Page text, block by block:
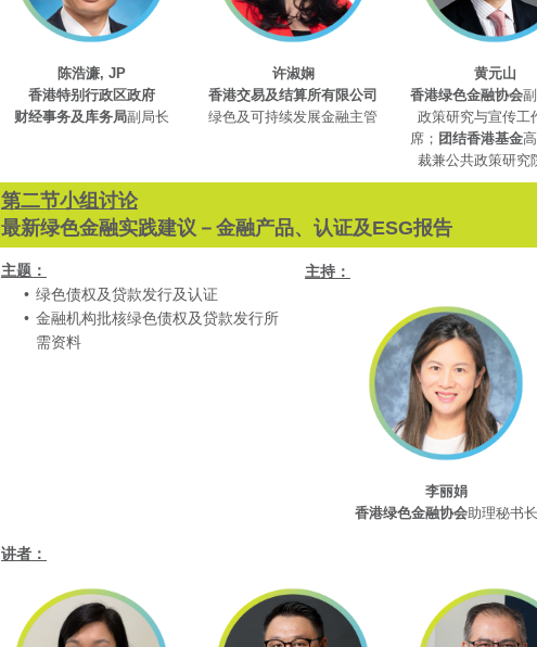
陈浩濂, JP
香港特别行政区政府
财经事务及库务局副局长
许淑娴
香港交易及结算所有限公司
绿色及可持续发展金融主管
黄元山
香港绿色金融协会
政策研究与宣传工
席； 团结香港基金
裁兼公共政策研究
第二节小组讨论
最新绿色金融实践建议－金融产品、认证及ESG报告
主题：
• 绿色债权及贷款发行及认证
• 金融机构批核绿色债权及贷款发行所
需资料
主持：
李丽娟
香港绿色金融协会助理秘书长
讲者：